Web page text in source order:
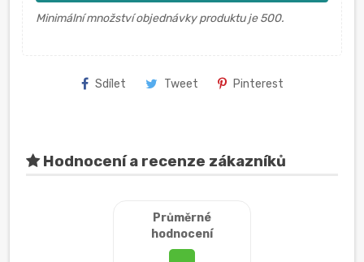
Minimální množství objednávky produktu je 500.
Sdílet Tweet Pinterest
Hodnocení a recenze zákazníků
Průměrné
hodnocení